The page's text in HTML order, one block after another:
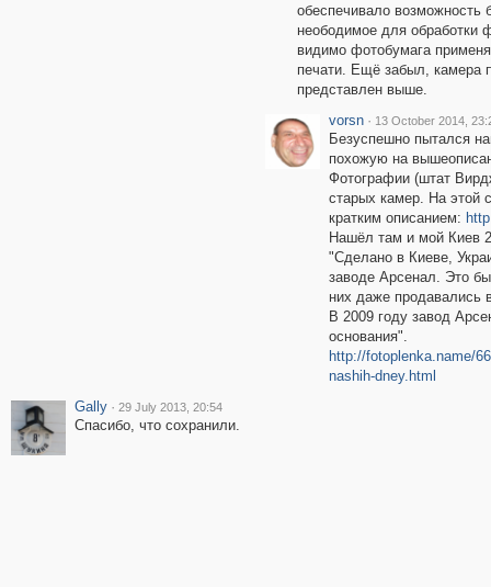
обеспечивало возможность
неободимое для обработки
видимо фотобумага
печати. Ещё забыл, камера
представлен выше.
vorsn · 13 October 2014,
Безуспешно пытался
похожую на
Фотографии (штат
старых камер. На этой
кратким описанием:
Нашёл там и мой Киев
"Сделано в Киеве,
заводе Арсенал. Это
них даже продавались
В 2009 году завод
основания".
http://fotoplenka.name/
nashih-dney.html
Gally · 29 July 2013, 20:54
Спасибо, что сохранили.